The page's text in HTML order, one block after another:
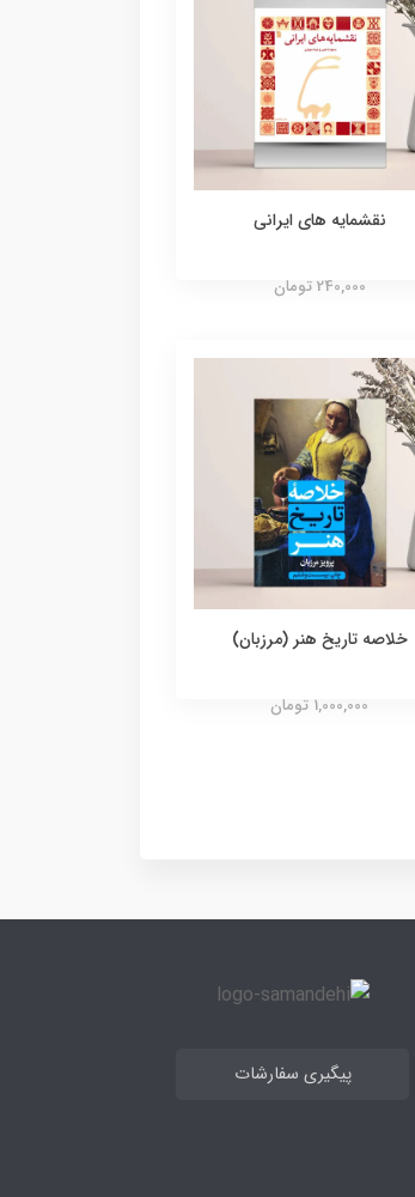
نقشمایه های ایرانی
240,000 تومان
خلاصه تاریخ هنر (مرزبان)
1,000,000 تومان
پیگیری سفارشات